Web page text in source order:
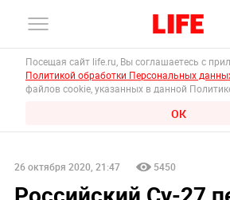
Посещая сайт life.ru, Вы соглашаетесь с
Политикой обработки Персональных
файлов cookie, указанных в данной
ОК
26 октября 2020, 21:47 5450